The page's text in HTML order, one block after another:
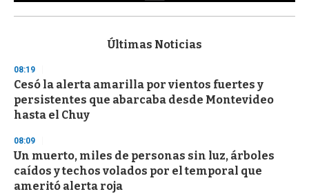
s
d
s
o
f
3
s
e
c
o
n
Últimas Noticias
08:19
Cesó la alerta amarilla por vientos fuertes y
persistentes que abarcaba desde Montevideo
hasta el Chuy
08:09
Un muerto, miles de personas sin luz, árboles
caídos y techos volados por el temporal que
ameritó alerta roja